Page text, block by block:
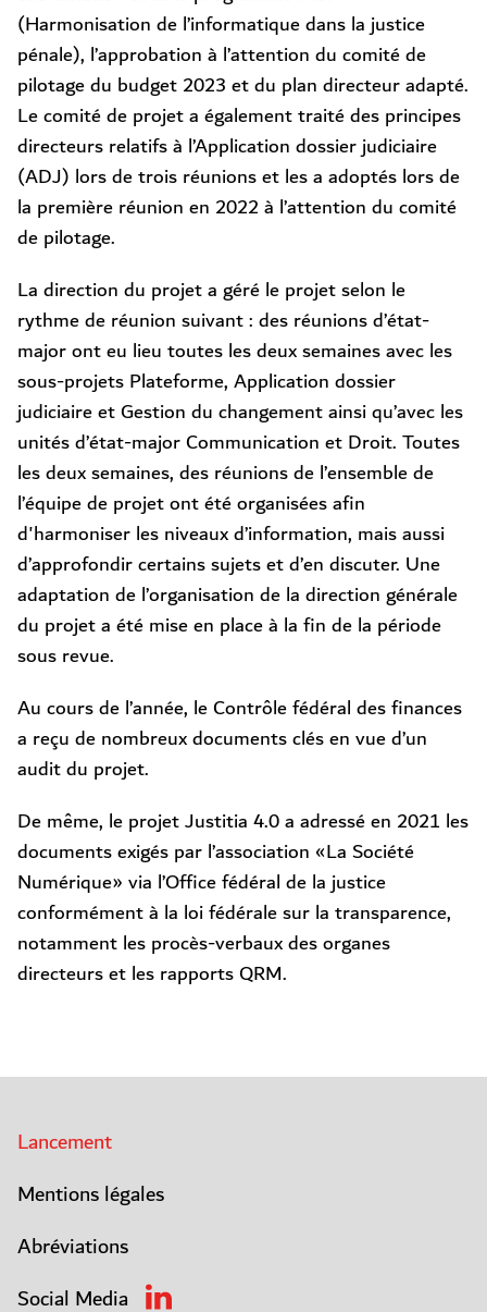
(Harmonisation de l’informatique dans la justice
pénale), l’approbation à l’attention du comité de
pilotage du budget 2023 et du plan directeur adapté.
Le comité de projet a également traité des principes
directeurs relatifs à l’Application dossier judiciaire
(ADJ) lors de trois réunions et les a adoptés lors de
la première réunion en 2022 à l’attention du comité
de pilotage.
La direction du projet a géré le projet selon le
rythme de réunion suivant : des réunions d’état-
major ont eu lieu toutes les deux semaines avec les
sous-projets Plateforme, Application dossier
judiciaire et Gestion du changement ainsi qu’avec les
unités d’état-major Communication et Droit. Toutes
les deux semaines, des réunions de l’ensemble de
l’équipe de projet ont été organisées afin
d'harmoniser les niveaux d’information, mais aussi
d’approfondir certains sujets et d’en discuter. Une
adaptation de l’organisation de la direction générale
du projet a été mise en place à la fin de la période
sous revue.
Au cours de l’année, le Contrôle fédéral des finances
a reçu de nombreux documents clés en vue d’un
audit du projet.
De même, le projet Justitia 4.0 a adressé en 2021 les
documents exigés par l’association «La Société
Numérique» via l’Office fédéral de la justice
conformément à la loi fédérale sur la transparence,
notamment les procès-verbaux des organes
directeurs et les rapports QRM.
Lancement
Mentions légales
Abréviations
Social Media